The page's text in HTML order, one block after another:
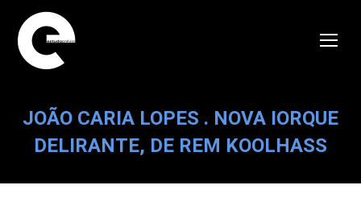
JOÃO CARIA LOPES . NOVA IORQUE
DELIRANTE, DE REM KOOLHASS